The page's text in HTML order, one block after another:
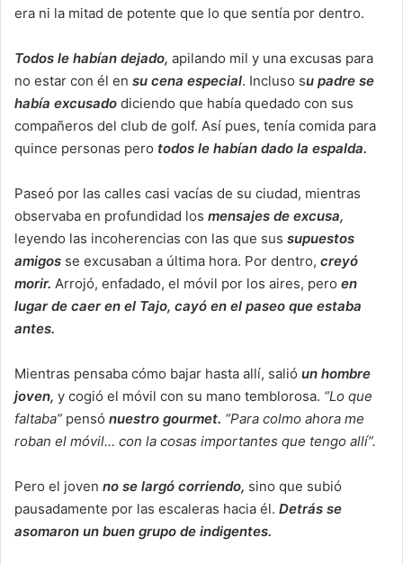
era ni la mitad de potente que lo que sentía por dentro.
Todos le habían dejado, apilando mil y una excusas para
no estar con él en su cena especial. Incluso su padre se
había excusado diciendo que había quedado con sus
compañeros del club de golf. Así pues, tenía comida para
quince personas pero todos le habían dado la espalda.
Paseó por las calles casi vacías de su ciudad, mientras
observaba en profundidad los mensajes de excusa,
leyendo las incoherencias con las que sus supuestos
amigos se excusaban a última hora. Por dentro, creyó
morir. Arrojó, enfadado, el móvil por los aires, pero en
lugar de caer en el Tajo, cayó en el paseo que estaba
antes.
Mientras pensaba cómo bajar hasta allí, salió un hombre
joven, y cogió el móvil con su mano temblorosa. “Lo que
faltaba” pensó nuestro gourmet. “Para colmo ahora me
roban el móvil… con la cosas importantes que tengo allí”.
Pero el joven no se largó corriendo, sino que subió
pausadamente por las escaleras hacia él. Detrás se
asomaron un buen grupo de indigentes.